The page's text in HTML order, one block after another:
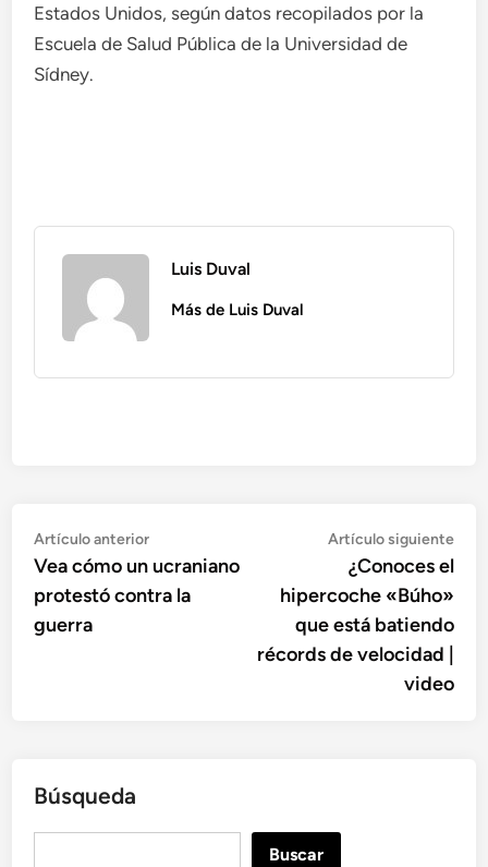
Estados Unidos, según datos recopilados por la
Escuela de Salud Pública de la Universidad de
Sídney.
Luis Duval
Más de Luis Duval
Navegación
de
entradas
Artículo anteriorArtículo
anterior:
Vea cómo un ucraniano
protestó contra la
guerra
Artículo siguiente
¿Conoces el
hipercoche «Búho»
que está batiendo
récords de velocidad |
video
Búsqueda
Buscar